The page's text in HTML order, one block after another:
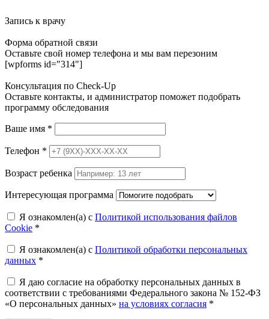
Запись к врачу
Форма обратной связи
Оставьте свой номер телефона и мы вам перезоним
[wpforms id="314"]
Консультация по Check-Up
Оставьте контакты, и администратор поможет подобрать
программу обследования
Ваше имя *
Телефон *
Возраст ребенка
Интересующая программа
Я ознакомлен(а) с Политикой использования файлов
Cookie *
Я ознакомлен(а) с Политикой обработки персональных
данных *
Я даю согласие на обработку персональных данных в
соответствии с требованиями Федерального закона № 152-ФЗ
«О персональных данных» на условиях согласия *